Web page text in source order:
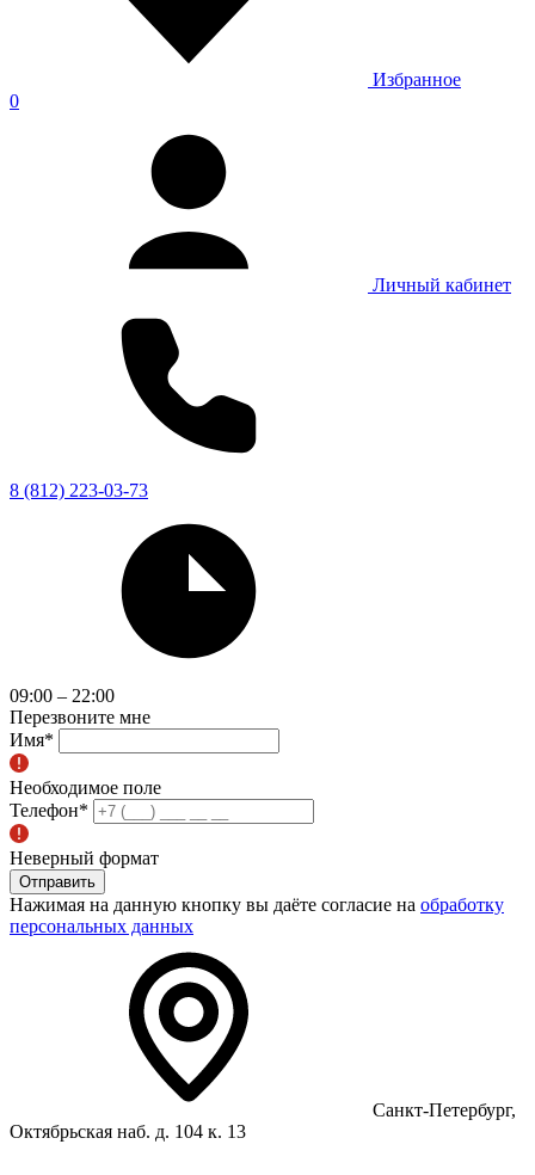
Избранное
0
Личный кабинет
8 (812) 223-03-73
09:00 – 22:00
Перезвоните мне
Имя*
Необходимое поле
Телефон*
Неверный формат
Отправить
Нажимая на данную кнопку вы даёте согласие на обработку
персональных данных
Санкт-Петербург,
Октябрьская наб. д. 104 к. 13